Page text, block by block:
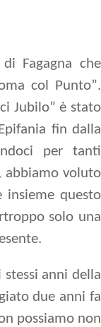
di Fagagna che
col Punto”.
Jubilo” è stato
fin dalla
per tanti
abbiamo voluto
insieme questo
solo una
stessi anni della
due anni fa
possiamo non